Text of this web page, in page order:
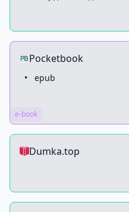
Pocketbook
• epub
e-book
Dumka.top